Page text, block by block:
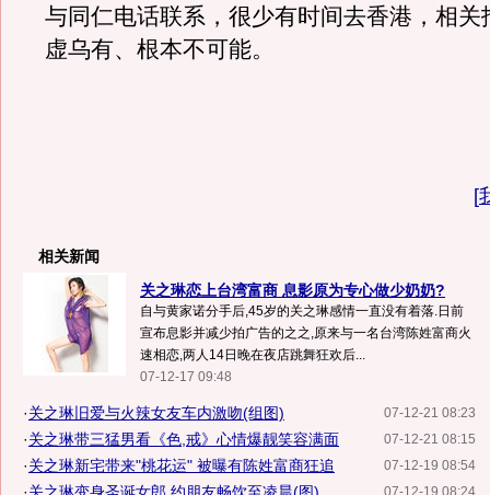
与同仁电话联系，很少有时间去香港，相关
虚乌有、根本不可能。
[
相关新闻
关之琳恋上台湾富商 息影原为专心做少奶奶?
自与黄家诺分手后,45岁的关之琳感情一直没有着落.日前
宣布息影并减少拍广告的之之,原来与一名台湾陈姓富商火
速相恋,两人14日晚在夜店跳舞狂欢后...
07-12-17 09:48
07-12-21 08:23
·关之琳旧爱与火辣女友车内激吻(组图)
07-12-21 08:15
·关之琳带三猛男看《色,戒》心情爆靓笑容满面
07-12-19 08:54
·关之琳新宅带来"桃花运" 被曝有陈姓富商狂追
07-12-19 08:24